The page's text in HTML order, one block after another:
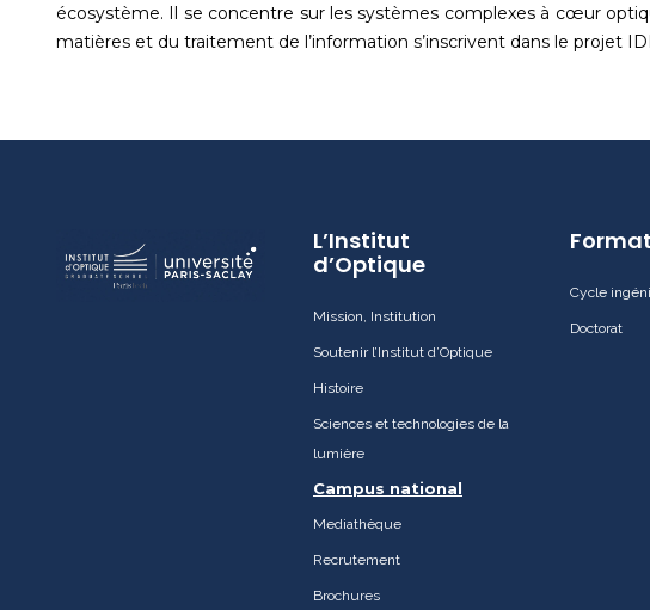
écosystème. Il se concentre sur les systèmes complexes à cœur
matières et du traitement de l’information s’inscrivent dans le projet
L’Institut
d’Optique
Mission, Institution
Soutenir l’Institut d’Optique
Histoire
Sciences et technologies de la
lumière
Campus national
Mediathèque
Recrutement
Brochures
Cycle
Doctorat